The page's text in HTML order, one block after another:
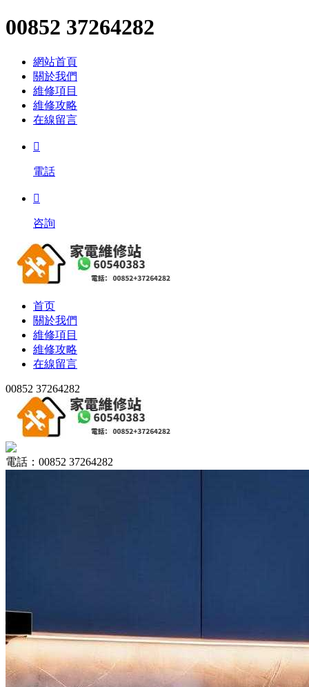
00852 37264282
網站首頁
關於我們
維修項目
維修攻略
在線留言

電話

咨詢
首页
關於我們
維修項目
維修攻略
在線留言
00852 37264282
電話：00852 37264282